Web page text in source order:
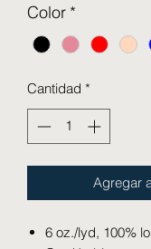
Color *
Cantidad *
Agregar
6 oz./lyd, 100%